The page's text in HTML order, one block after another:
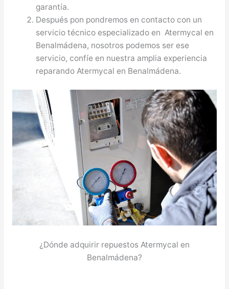
garantía.
Después pon pondremos en contacto con un
servicio técnico especializado en Atermycal en
Benalmádena, nosotros podemos ser ese
servicio, confíe en nuestra amplia experiencia
reparando Atermycal en Benalmádena.
¿Dónde adquirir repuestos Atermycal en
Benalmádena?